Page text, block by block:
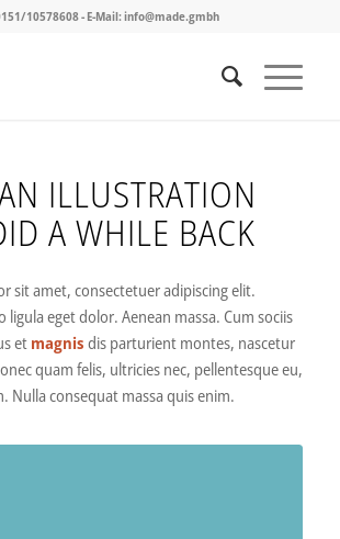
10578608 - E-Mail: info@made.gmbh
ILLUSTRATION
A WHILE BACK
sit amet, consectetuer adipiscing elit.
ligula eget dolor. Aenean massa. Cum sociis
et magnis dis parturient montes, nascetur
quam felis, ultricies nec, pellentesque eu,
Nulla consequat massa quis enim.